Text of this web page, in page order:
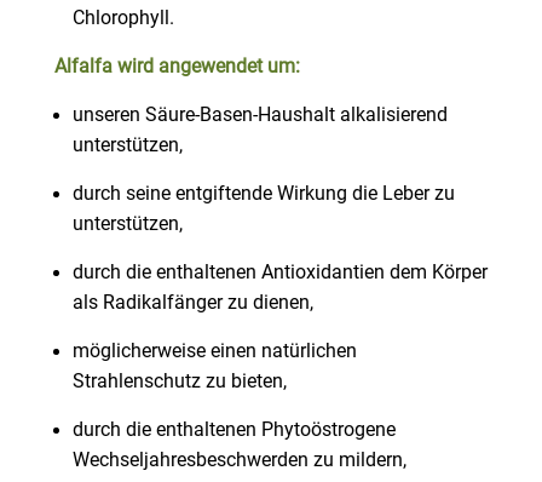
Chlorophyll.
Alfalfa wird angewendet um:
unseren Säure-Basen-Haushalt alkalisierend
unterstützen,
durch seine entgiftende Wirkung die Leber zu
unterstützen,
durch die enthaltenen Antioxidantien dem Körper
als Radikalfänger zu dienen,
möglicherweise einen natürlichen
Strahlenschutz zu bieten,
durch die enthaltenen Phytoöstrogene
Wechseljahresbeschwerden zu mildern,